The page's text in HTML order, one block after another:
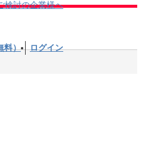
検討の企業様へ
料） ログイン